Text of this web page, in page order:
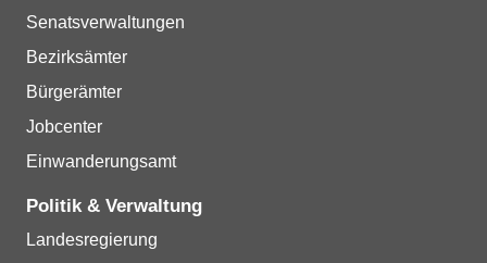
Senatsverwaltungen
Bezirksämter
Bürgerämter
Jobcenter
Einwanderungsamt
Politik & Verwaltung
Landesregierung